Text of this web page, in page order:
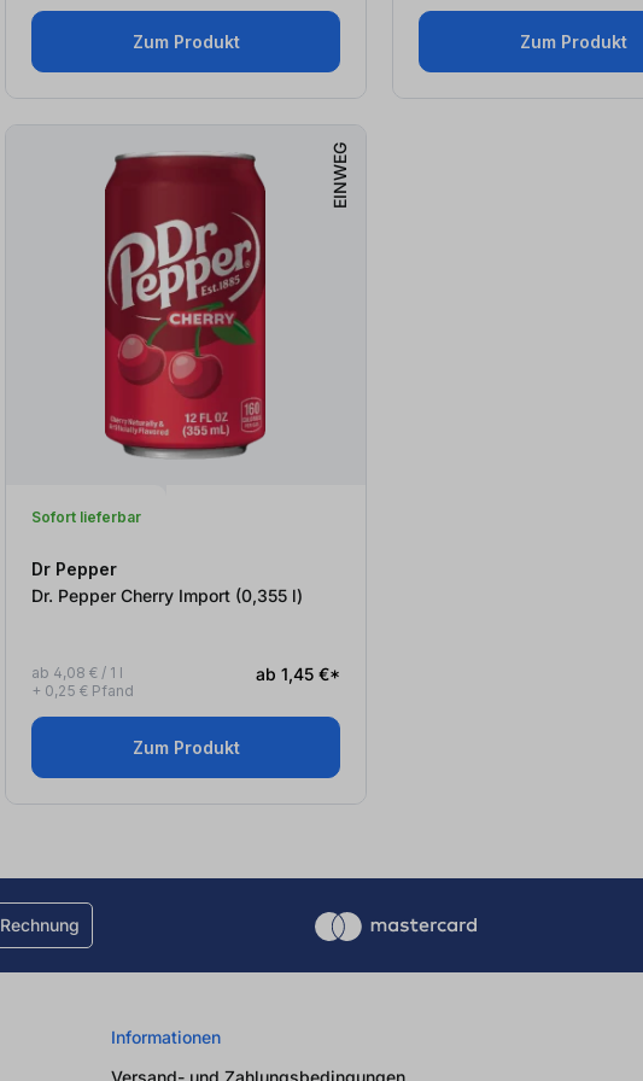
Zum Produkt Zum Produkt
EINWEG
Sofort lieferbar
Dr Pepper
Dr. Pepper Cherry Import (0,355 l)
ab 4,08 € / 1 l
+ 0,25 € Pfand
ab 1,45 €*
Zum Produkt
Rechnung
Informationen